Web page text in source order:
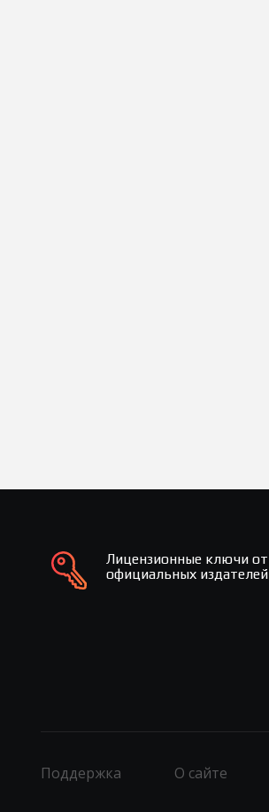
Лицензионные ключи от
официальных издателей
Поддержка О сайте